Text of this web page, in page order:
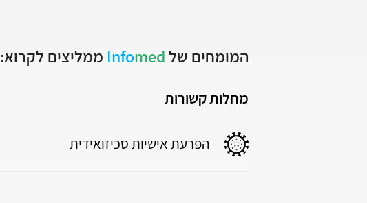
המומחים של Infomed ממליצים לקרוא:
מחלות קשורות
הפרעת אישיות סכיזואידית